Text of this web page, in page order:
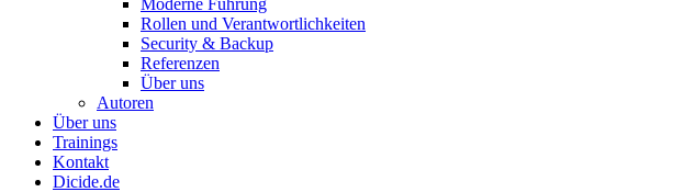
Moderne Führung
Rollen und Verantwortlichkeiten
Security & Backup
Referenzen
Über uns
Autoren
Über uns
Trainings
Kontakt
Dicide.de